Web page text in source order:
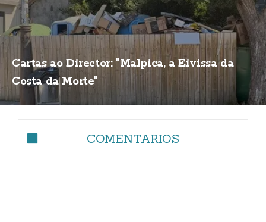
Cartas ao Director: "Malpica, a Eivissa da
Costa da Morte"
COMENTARIOS